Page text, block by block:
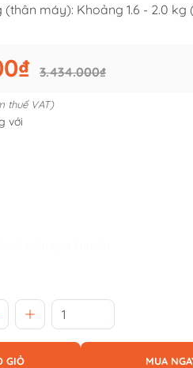
(thân máy): Khoảng 1.6 - 2.0 kg
3.434.000₫
thuế VAT)
với
GIỎ MUA